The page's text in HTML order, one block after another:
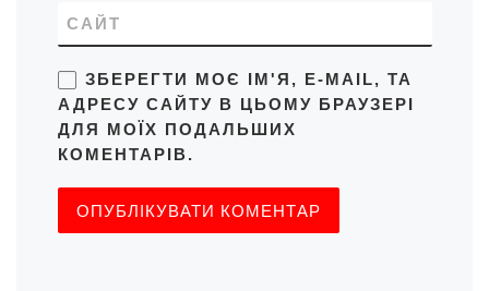
САЙТ
ЗБЕРЕГТИ МОЄ ІМ'Я, E-MAIL, ТА
АДРЕСУ САЙТУ В ЦЬОМУ БРАУЗЕРІ
ДЛЯ МОЇХ ПОДАЛЬШИХ
КОМЕНТАРІВ.